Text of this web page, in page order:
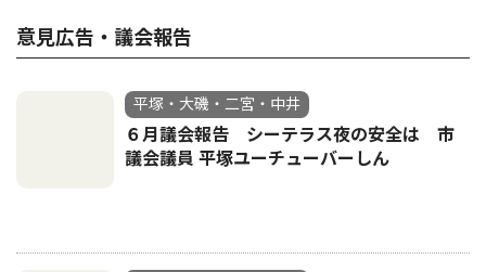
意見広告・議会報告
平塚・大磯・二宮・中井
６月議会報告 シーテラス夜の安全は 市
議会議員 平塚ユーチューバーしん